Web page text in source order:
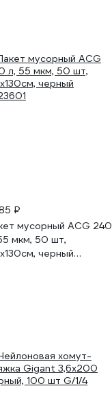
₽
мусорный ACG 240
мкм, 50 шт,
черный